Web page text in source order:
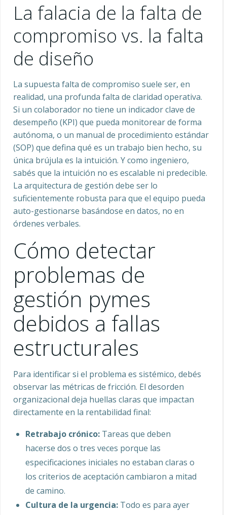
La falacia de la falta de
compromiso vs. la falta
de diseño
La supuesta falta de compromiso suele ser, en
realidad, una profunda falta de claridad operativa.
Si un colaborador no tiene un indicador clave de
desempeño (KPI) que pueda monitorear de forma
autónoma, o un manual de procedimiento estándar
(SOP) que defina qué es un trabajo bien hecho, su
única brújula es la intuición. Y como ingeniero,
sabés que la intuición no es escalable ni predecible.
La arquitectura de gestión debe ser lo
suficientemente robusta para que el equipo pueda
auto-gestionarse basándose en datos, no en
órdenes verbales.
Cómo detectar
problemas de
gestión pymes
debidos a fallas
estructurales
Para identificar si el problema es sistémico, debés
observar las métricas de fricción. El desorden
organizacional deja huellas claras que impactan
directamente en la rentabilidad final:
Retrabajo crónico: Tareas que deben
hacerse dos o tres veces porque las
especificaciones iniciales no estaban claras o
los criterios de aceptación cambiaron a mitad
de camino.
Cultura de la urgencia: Todo es para ayer